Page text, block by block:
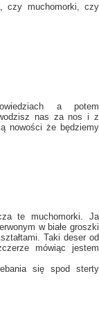
czy muchomorki, czy
a potem
nas za nos i z
nowości że będziemy
te muchomorki. Ja
w białe groszki
Taki deser od
mówiąc jestem
się spod sterty